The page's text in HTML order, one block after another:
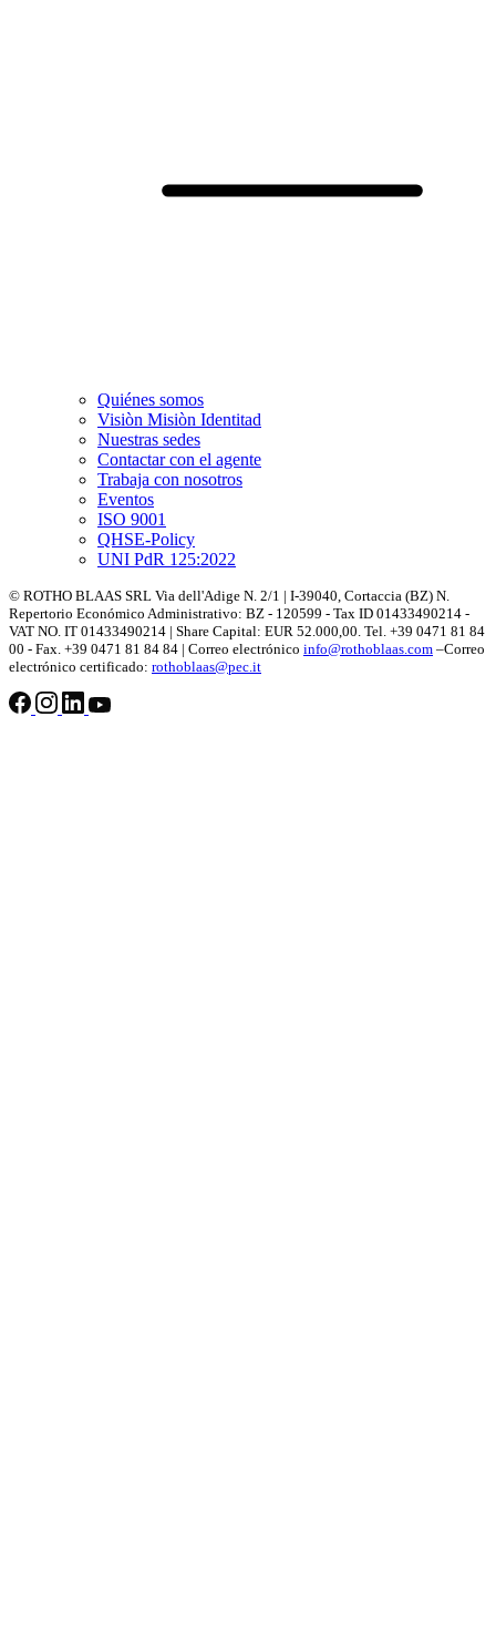
Quiénes somos
Visiòn Misiòn Identitad
Nuestras sedes
Contactar con el agente
Trabaja con nosotros
Eventos
ISO 9001
QHSE-Policy
UNI PdR 125:2022
© ROTHO BLAAS SRL Via dell'Adige N. 2/1 | I-39040, Cortaccia (BZ) N.
Repertorio Económico Administrativo: BZ - 120599 - Tax ID 01433490214 -
VAT NO. IT 01433490214 | Share Capital: EUR 52.000,00. Tel. +39 0471 81 84
00 - Fax. +39 0471 81 84 84 | Correo electrónico info@rothoblaas.com –Correo
electrónico certificado: rothoblaas@pec.it